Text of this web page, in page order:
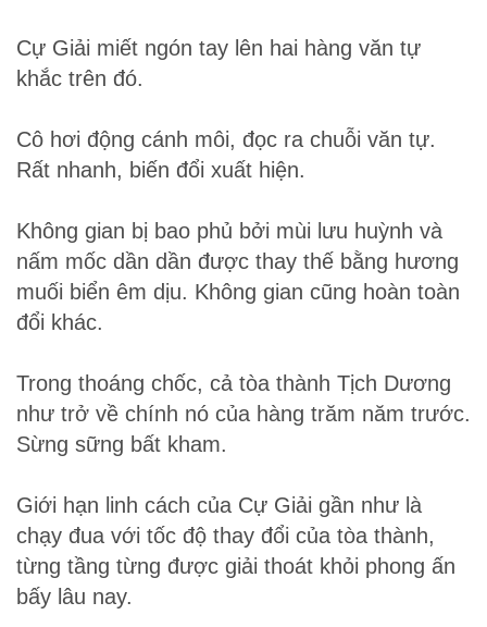
Cự Giải miết ngón tay lên hai hàng văn tự
khắc trên đó.
Cô hơi động cánh môi, đọc ra chuỗi văn tự.
Rất nhanh, biến đổi xuất hiện.
Không gian bị bao phủ bởi mùi lưu huỳnh và
nấm mốc dần dần được thay thế bằng hương
muối biển êm dịu. Không gian cũng hoàn toàn
đổi khác.
Trong thoáng chốc, cả tòa thành Tịch Dương
như trở về chính nó của hàng trăm năm trước.
Sừng sững bất kham.
Giới hạn linh cách của Cự Giải gần như là
chạy đua với tốc độ thay đổi của tòa thành,
từng tầng từng được giải thoát khỏi phong ấn
bấy lâu nay.